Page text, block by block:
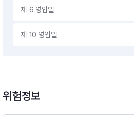
제 6 영업일
제 10 영업일
위험정보